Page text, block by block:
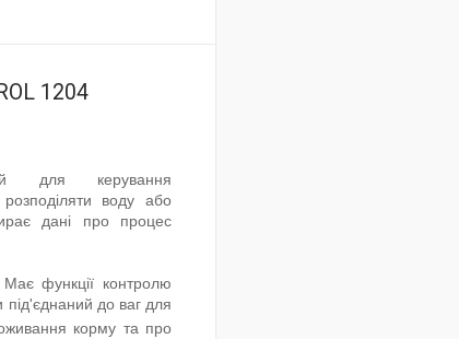
1204
для керування
воду або
дані про процес
функції контролю
до ваг для
корму та про